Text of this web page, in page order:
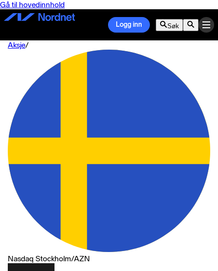
Gå til hovedinnhold
Logg inn Søk
Aksje/
Nasdaq Stockholm/AZN